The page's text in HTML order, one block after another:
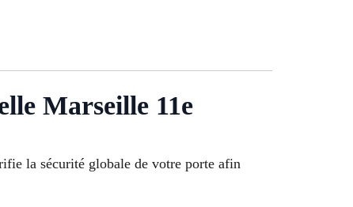
Marseille 11e
la sécurité globale de votre porte afin